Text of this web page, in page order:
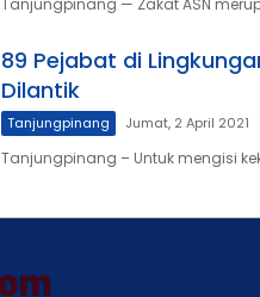
Tanjungpinang — Zakat ASN
89 Pejabat di
Dilantik
Tanjungpinang Jumat, 2 April 2021
Tanjungpinang – Untuk mengisi